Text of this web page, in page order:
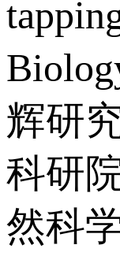
辉研
科研
然科